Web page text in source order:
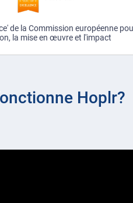
de la Commission européenne
la mise en œuvre et l'impact
Hoplr?